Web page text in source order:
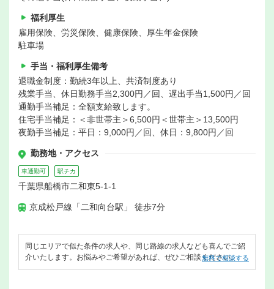
福利厚生
雇用保険、労災保険、健康保険、厚生年金保険
駐車場
手当・福利厚生備考
退職金制度：勤続3年以上、共済制度あり
残業手当、休日勤務手当2,300円／回、遅出手当1,500円／回
通勤手当補足：全額支給致します。
住宅手当補足：＜非世帯主＞6,500円＜世帯主＞13,500円
夜勤手当補足：平日：9,000円／回、休日：9,800円／回
勤務地・アクセス
車通勤可 駅チカ
千葉県船橋市二和東5-1-1
京成松戸線「二和向台駅」 徒歩7分
同じエリアで似た条件の求人や、同じ路線の求人なども喜んでご紹
介いたします。お悩みやご希望があれば、ぜひご相談ください。
無料で相談する